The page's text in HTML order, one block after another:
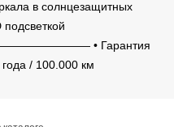
в солнцезащитных
подсветкой
• Гарантия
/ 100.000 км